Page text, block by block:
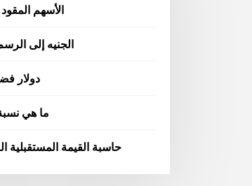
الأسهم المقود
الجنيه إلى
دولار
ما هي
حاسبة القيمة المستقبلية